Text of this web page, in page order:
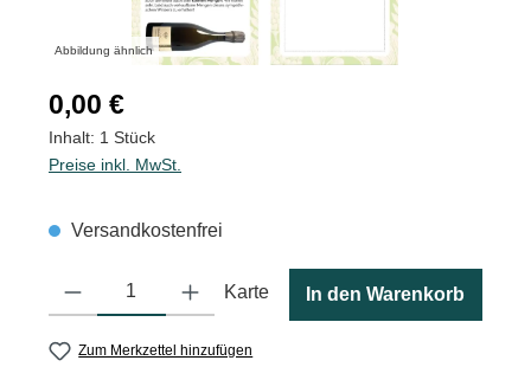
Abbildung ähnlich
Regulärer Preis:
0,00 €
Inhalt: 1 Stück
Preise inkl. MwSt.
Versandkostenfrei
Produkt Anzahl: Gib den gewünschten Wert ein oder benutze
Karte In den Warenkorb
Zum Merkzettel hinzufügen